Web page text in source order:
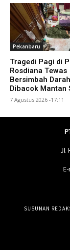
Pekanbaru
Tragedi Pagi di
Rosdiana Tewas
Bersimbah
Dibacok Mantan
7 Agustus 2026 -17:11
Jl.
SUSUNAN